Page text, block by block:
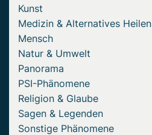
Kunst
Medizin & Alternatives Heilen
Mensch
Natur & Umwelt
Panorama
PSI-Phänomene
Religion & Glaube
Sagen & Legenden
Sonstige Phänomene